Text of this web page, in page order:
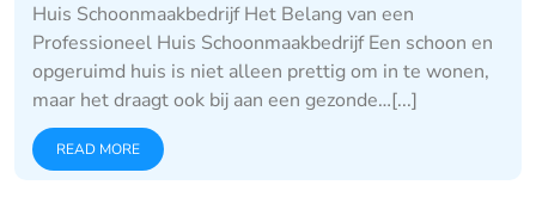
Huis Schoonmaakbedrijf Het Belang van een
Professioneel Huis Schoonmaakbedrijf Een schoon en
opgeruimd huis is niet alleen prettig om in te wonen,
maar het draagt ook bij aan een gezonde…[...]
READ MORE